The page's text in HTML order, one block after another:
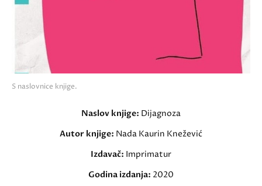
S naslovnice knjige.
Naslov knjige: Dijagnoza
Autor knjige: Nada Kaurin Knežević
Izdavač: Imprimatur
Godina izdanja: 2020